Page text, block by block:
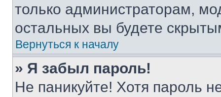
только администраторам,
остальных вы будете
Вернуться к началу
» Я забыл пароль!
Не паникуйте! Хотя пароль